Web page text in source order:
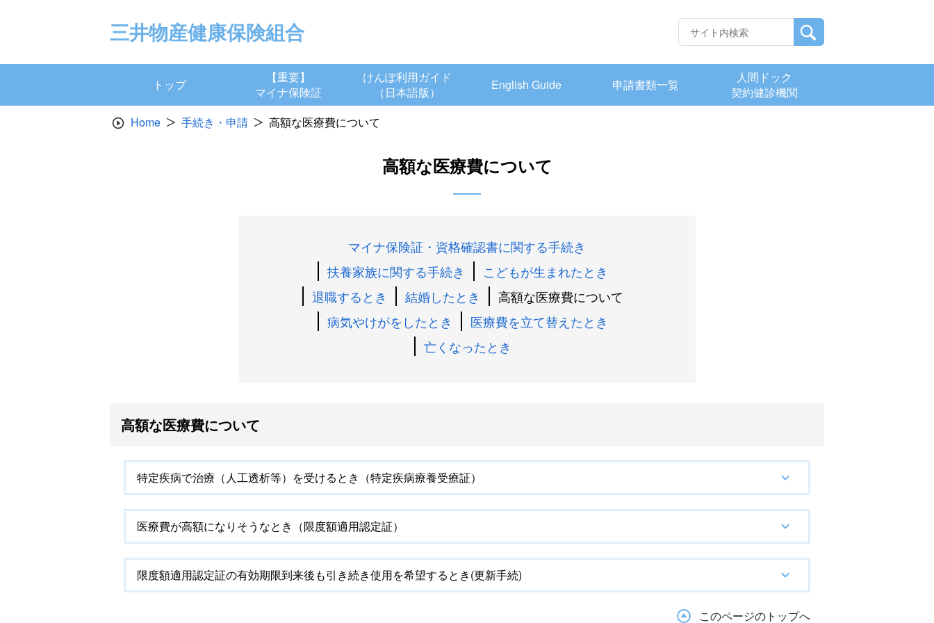
三井物産健康保険組合
トップ
【重要】
マイナ保険証
けんぽ利用ガイド
（日本語版）
English Guide 申請書類一覧
人間ドック
契約健診機関
Home
手続き・申請 高額な医療費について
高額な医療費について
マイナ保険証・資格確認書に関する手続き
扶養家族に関する手続き
こどもが生まれたとき
退職するとき
結婚したとき
高額な医療費について
病気やけがをしたとき
医療費を立て替えたとき
亡くなったとき
高額な医療費について
特定疾病で治療（人工透析等）を受けるとき（特定疾病療養受療証）
医療費が高額になりそうなとき（限度額適用認定証）
限度額適用認定証の有効期限到来後も引き続き使用を希望するとき(更新手続)
このページのトップへ